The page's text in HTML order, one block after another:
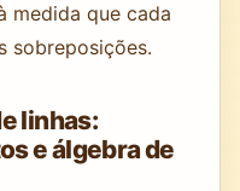
medida que cada
sobreposições.
linhas:
e álgebra de